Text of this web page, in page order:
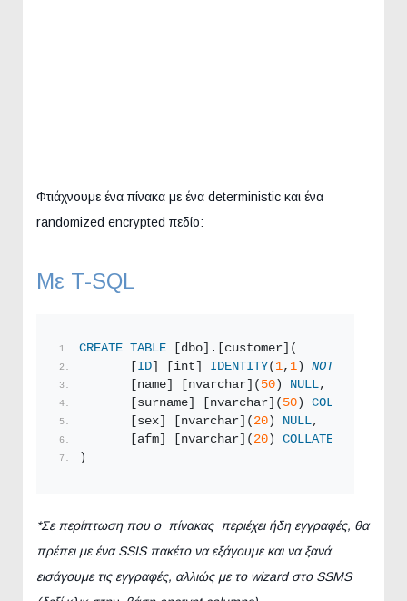
Φτιάχνουμε ένα πίνακα με ένα deterministic και ένα
randomized encrypted πεδίο:
Με T-SQL
CREATE TABLE [dbo].[customer](
ID ] [int] IDENTITY( 1, 1 ) NOT NULL
       [name] [nvarchar](
50 ) NULL,
       [surname] [nvarchar](
50 ) COLLATE
       [sex] [nvarchar](
20 ) NULL,
       [afm] [nvarchar](
20 ) COLLATE
)
*Σε περίπτωση που ο πίνακας περιέχει ήδη εγγραφές, θα
πρέπει με ένα SSIS πακέτο να εξάγουμε και να ξανά
εισάγουμε τις εγγραφές, αλλιώς με το wizard στο SSMS